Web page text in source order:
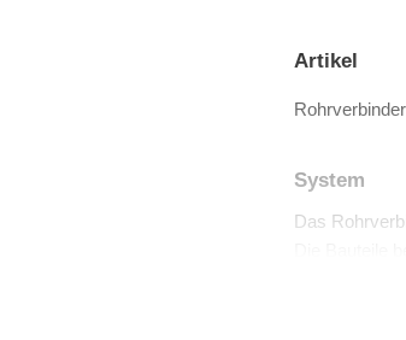
Artikel
System
Das